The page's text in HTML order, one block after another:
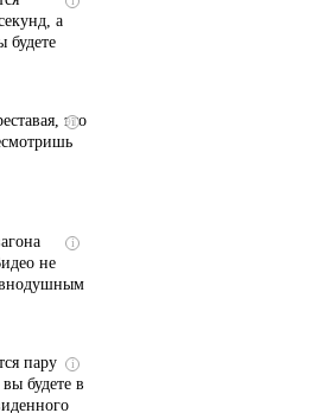
а
будете
это
не
пару
будете в